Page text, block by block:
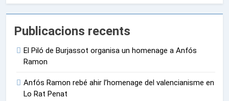
Publicacions recents
El Piló de Burjassot organisa un homenage a Anfós
Ramon
Anfós Ramon rebé ahir l’homenage del valencianisme en
Lo Rat Penat